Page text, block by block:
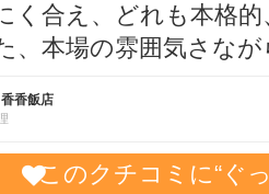
く合え、どれも本格
、本場の雰囲気さな
香飯店
このクチコミに“ぐ